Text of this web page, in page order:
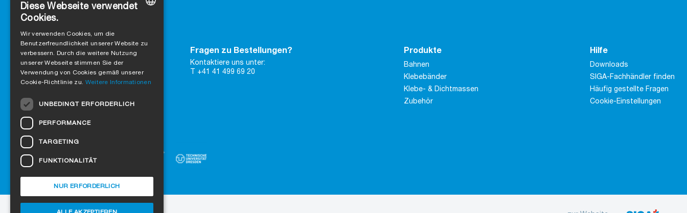
Kontakt
SIGA
Rütmattstrasse 7
CH-6017 Ruswil
zu Google Maps
Kontaktformular
Fragen zu Bestellungen?
Kontaktiere uns unter:
T +41 41 499 69 20
Produkte
Bahnen
Klebebänder
Klebe- & Dichtmassen
Zubehör
Hilfe
Downloads
SIGA-Fachhändler finden
Häufig gestellte Fragen
Cookie-Einstellungen
Vertraue auf zertifizierte Qualität
ENGLISH
FRENCH
DANISH
Diese Webseite verwendet
Cookies.
Wir verwenden Cookies, um die
Benutzerfreundlichkeit unserer Website zu
verbessern. Durch die weitere Nutzung
unserer Webseite stimmen Sie der
Verwendung von Cookies gemäß unserer
Cookie-Richtlinie zu. Weitere Informationen
UNBEDINGT ERFORDERLICH
PERFORMANCE
TARGETING
FUNKTIONALITÄT
NUR ERFORDERLICH